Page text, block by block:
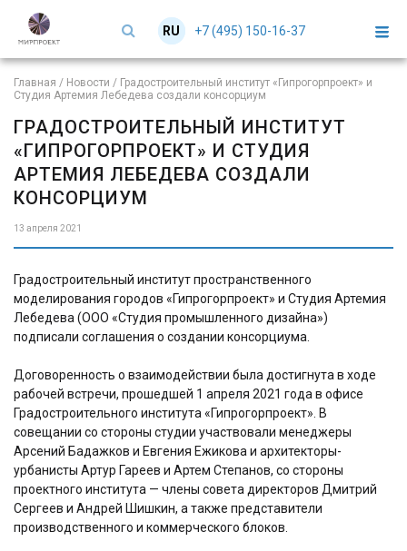
EN
RU +7 (495) 150-16-37
Главная / Новости / Градостроительный институт «Гипрогорпроект» и
Студия Артемия Лебедева создали консорциум
ГРАДОСТРОИТЕЛЬНЫЙ ИНСТИТУТ
«ГИПРОГОРПРОЕКТ» И СТУДИЯ
АРТЕМИЯ ЛЕБЕДЕВА СОЗДАЛИ
КОНСОРЦИУМ
13 апреля 2021
Градостроительный институт пространственного
моделирования городов «Гипрогорпроект» и Студия Артемия
Лебедева (ООО «Студия промышленного дизайна»)
подписали соглашения о создании консорциума.
Договоренность о взаимодействии была достигнута в ходе
рабочей встречи, прошедшей 1 апреля 2021 года в офисе
Градостроительного института «Гипрогорпроект». В
совещании со стороны студии участвовали менеджеры
Арсений Бадажков и Евгения Ежикова и архитекторы-
урбанисты Артур Гареев и Артем Степанов, со стороны
проектного института — члены совета директоров Дмитрий
Сергеев и Андрей Шишкин, а также представители
производственного и коммерческого блоков.